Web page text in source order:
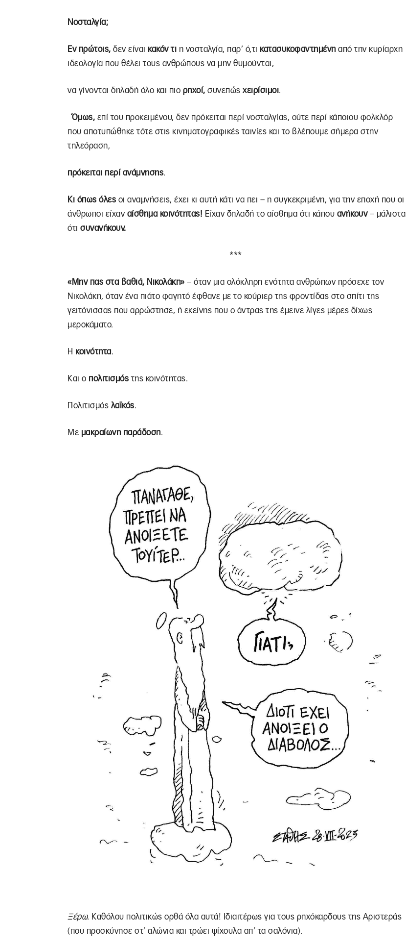
Νοσταλγία;
Εν πρώτοις, δεν είναι κακόν τι η νοσταλγία, παρ’ ό,τι κατασυκοφαντημένη από την κυρίαρχη
ιδεολογία που θέλει τους ανθρώπους να μην θυμούνται,
να γίνονται δηλαδή όλο και πιο ρηχοί, συνεπώς χειρίσιμοι.
Όμως, επί του προκειμένου, δεν πρόκειται περί νοσταλγίας, ούτε περί κάποιου φολκλόρ
που αποτυπώθηκε τότε στις κινηματογραφικές ταινίες και το βλέπουμε σήμερα στην
τηλεόραση,
πρόκειται περί ανάμνησης.
Κι όπως όλες οι αναμνήσεις, έχει κι αυτή κάτι να πει – η συγκεκριμένη, για την εποχή που οι
άνθρωποι είχαν αίσθημα κοινότητας! Είχαν δηλαδή το αίσθημα ότι κάπου ανήκουν– μάλιστα
ότι συνανήκουν.
***
«Μην πας στα βαθιά, Νικολάκη» – όταν μια ολόκληρη ενότητα ανθρώπων πρόσεχε τον
Νικολάκη, όταν ένα πιάτο φαγητό έφθανε με το κούριερ της φροντίδας στο σπίτι της
γειτόνισσας που αρρώστησε, ή εκείνης που ο άντρας της έμεινε λίγες μέρες δίχως
μεροκάματο.
Η κοινότητα.
Και ο πολιτισμός της κοινότητας.
Πολιτισμός λαϊκός.
Με μακραίωνη παράδοση.
Ξέρω. Καθόλου πολιτικώς ορθά όλα αυτά! Ιδιαιτέρως για τους ρηχόκαρδους της Αριστεράς
(που προσκύνησε στ’ αλώνια και τρώει ψίχουλα απ’ τα σαλόνια).